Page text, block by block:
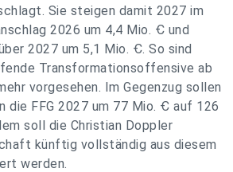
Sie steigen damit 2027 im
2026 um 4,4 Mio. Ꞓ und
2027 um 5,1 Mio. Ꞓ. So sind
Transformationsoffensive ab
vorgesehen. Im Gegenzug sollen
die FFG 2027 um 77 Mio. Ꞓ auf 126
soll die Christian Doppler
künftig vollständig aus diesem
werden.